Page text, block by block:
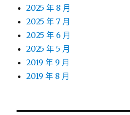
2025 年 8 月
2025 年 7 月
2025 年 6 月
2025 年 5 月
2019 年 9 月
2019 年 8 月